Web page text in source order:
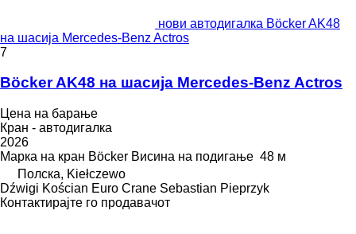
нови автодигалка Böcker AK48
на шасија Mercedes-Benz Actros
7
Böcker AK48 на шасија Mercedes-Benz Actros
Цена на барање
Кран - автодигалка
2026
Марка на кран Böcker Висина на подигање 48 м
Полска, Kiełczewo
Dźwigi Kościan Euro Crane Sebastian Pieprzyk
Контактирајте го продавачот